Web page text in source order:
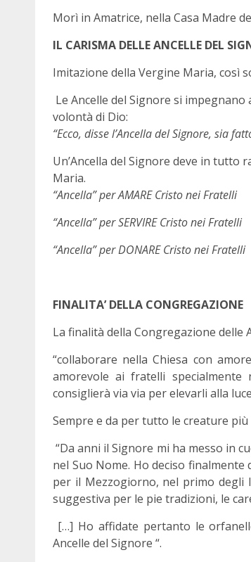
Morì in Amatrice, nella Casa Madre
IL CARISMA DELLE ANCELLE DEL
Imitazione della Vergine Maria, così
Le Ancelle del Signore si
volontà di Dio:
“Ecco, disse l’Ancella del Signore, sia
Un’Ancella del Signore deve in tutto
Maria.
“Ancella” per AMARE Cristo nei Fratelli
“Ancella” per SERVIRE Cristo nei Fratelli
“Ancella” per DONARE Cristo nei Fratelli
FINALITA’ DELLA CONGREGAZIONE
La finalità della Congregazione delle
“collaborare nella Chiesa con
amorevole ai fratelli
consiglierà via via per elevarli alla
Sempre e da per tutto le creature
“Da anni il Signore mi ha messo in
nel Suo Nome. Ho deciso finalmente
per il Mezzogiorno, nel primo degli
suggestiva per le pie tradizioni, le
[…] Ho affidate pertanto le
Ancelle del Signore “.